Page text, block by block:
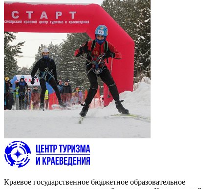
Краевое государственное бюджетное образовательное